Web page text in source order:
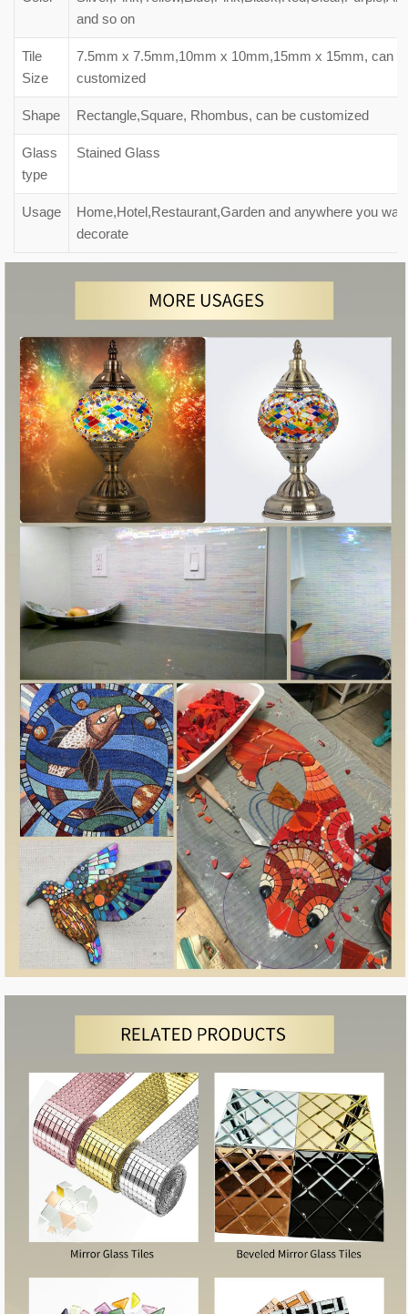
and so on
Tile
Size
7.5mm x 7.5mm,10mm x 10mm,15mm x 15mm, can
customized
Shape Rectangle,Square, Rhombus, can be customized
Glass
type
Stained Glass
Usage
Home,Hotel,Restaurant,Garden and anywhere you
decorate